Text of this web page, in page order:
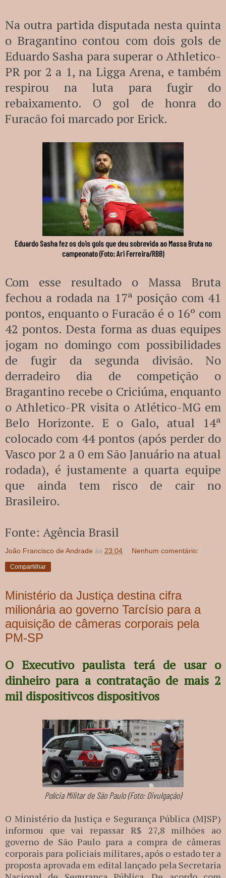
Na outra partida disputada nesta quinta
o Bragantino contou com dois gols de
Eduardo Sasha para superar o Athletico-
PR por 2 a 1, na Ligga Arena, e também
respirou na luta para fugir do
rebaixamento. O gol de honra do
Furacão foi marcado por Erick.
Eduardo Sasha fez os dois gols que deu sobrevida ao Massa Bruta no
campeonato (Foto: Ari Ferreira/RBB)
Com esse resultado o Massa Bruta
fechou a rodada na 17ª posição com 41
pontos, enquanto o Furacão é o 16º com
42 pontos. Desta forma as duas equipes
jogam no domingo com possibilidades
de fugir da segunda divisão. No
derradeiro dia de competição o
Bragantino recebe o Criciúma, enquanto
o Athletico-PR visita o Atlético-MG em
Belo Horizonte. E o Galo, atual 14ª
colocado com 44 pontos (após perder do
Vasco por 2 a 0 em São Januário na atual
rodada), é justamente a quarta equipe
que ainda tem risco de cair no
Brasileiro.
Fonte: Agência Brasil
João Francisco de Andrade às 23:04 Nenhum comentário:
Compartilhar
Ministério da Justiça destina cifra
milionária ao governo Tarcísio para a
aquisição de câmeras corporais pela
PM-SP
O Executivo paulista terá de usar o
dinheiro para a contratação de mais 2
mil dispositivcos dispositivos
Polícia Militar de São Paulo (Foto: Divulgação)
O Ministério da Justiça e Segurança Pública (MJSP)
informou que vai repassar R$ 27,8 milhões ao
governo de São Paulo para a compra de câmeras
corporais para policiais militares, após o estado ter a
proposta aprovada em edital lançado pela Secretaria